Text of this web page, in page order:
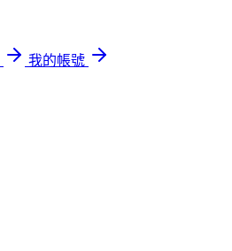
我的帳號